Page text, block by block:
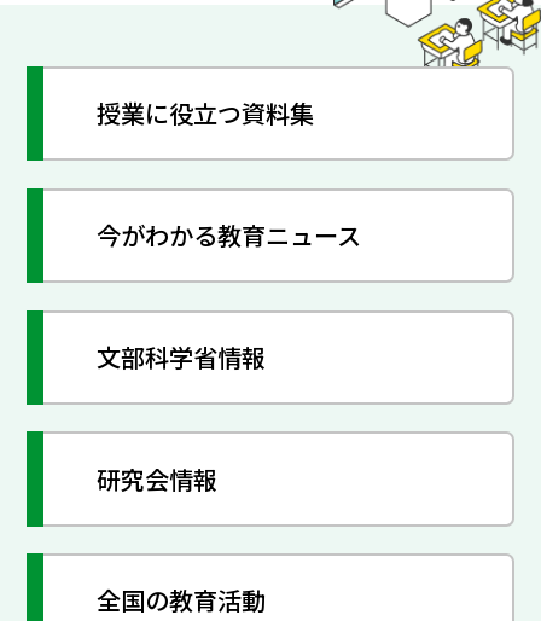
授業に役立つ資料集
今がわかる教育ニュース
文部科学省情報
研究会情報
全国の教育活動